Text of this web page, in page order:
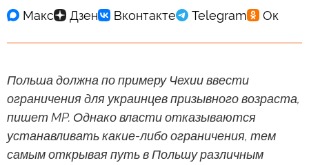
Польша должна по примеру Чехии ввести
ограничения для украинцев призывного возраста,
пишет MP. Однако власти отказываются
устанавливать какие-либо ограничения, тем
самым открывая путь в Польшу различным